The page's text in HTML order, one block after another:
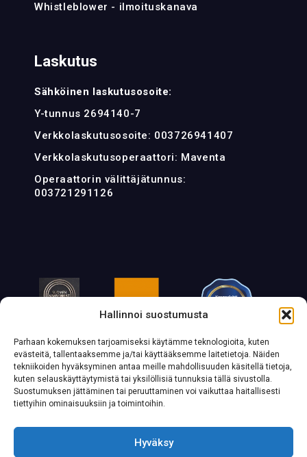
Hallinnoi suostumusta
Parhaan kokemuksen tarjoamiseksi käytämme teknologioita, kuten
evästeitä, tallentaaksemme ja/tai käyttääksemme laitetietoja. Näiden
tekniikoiden hyväksyminen antaa meille mahdollisuuden käsitellä tietoja,
kuten selauskäyttäytymistä tai yksilöllisiä tunnuksia tällä sivustolla.
Suostumuksen jättäminen tai peruuttaminen voi vaikuttaa haitallisesti
tiettyihin ominaisuuksiin ja toimintoihin.
Hyväksy
Whistleblower - ilmoituskanava
Laskutus
Sähköinen laskutusosoite:
Y-tunnus 2694140-7
Verkkolaskutusosoite: 003726941407
Verkkolaskutusoperaattori: Maventa
Operaattorin välittäjätunnus:
003721291126